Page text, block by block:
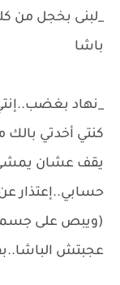
_لبنى بخجل من
باشا
_نهاد
كنتي أخدتي
يقف عشان
حسابي..إعتذار
(ويبص على
عجبتش